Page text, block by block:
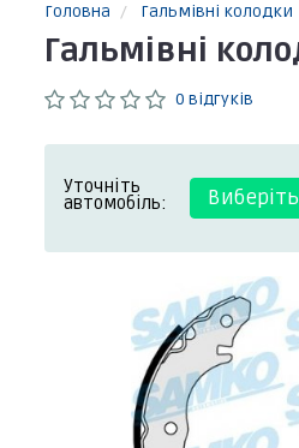
Головна Гальмівні колодки
Гальмівні
0 відгуків
Уточніть
автомобіль: